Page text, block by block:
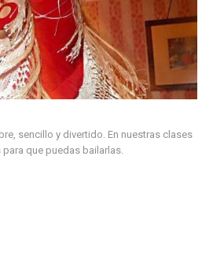
sencillo y divertido. En nuestras clases
que puedas bailarlas.